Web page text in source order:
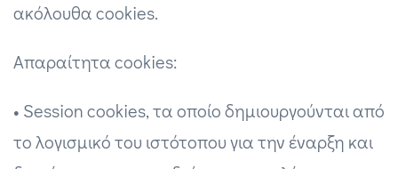
ακόλουθα cookies.
Απαραίτητα cookies:
• Session cookies, τα οποίο δημιουργούνται από
το λογισμικό του ιστότοπου για την έναρξη και